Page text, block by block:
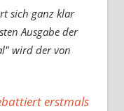
sich ganz klar
Ausgabe der
wird der von
erstmals